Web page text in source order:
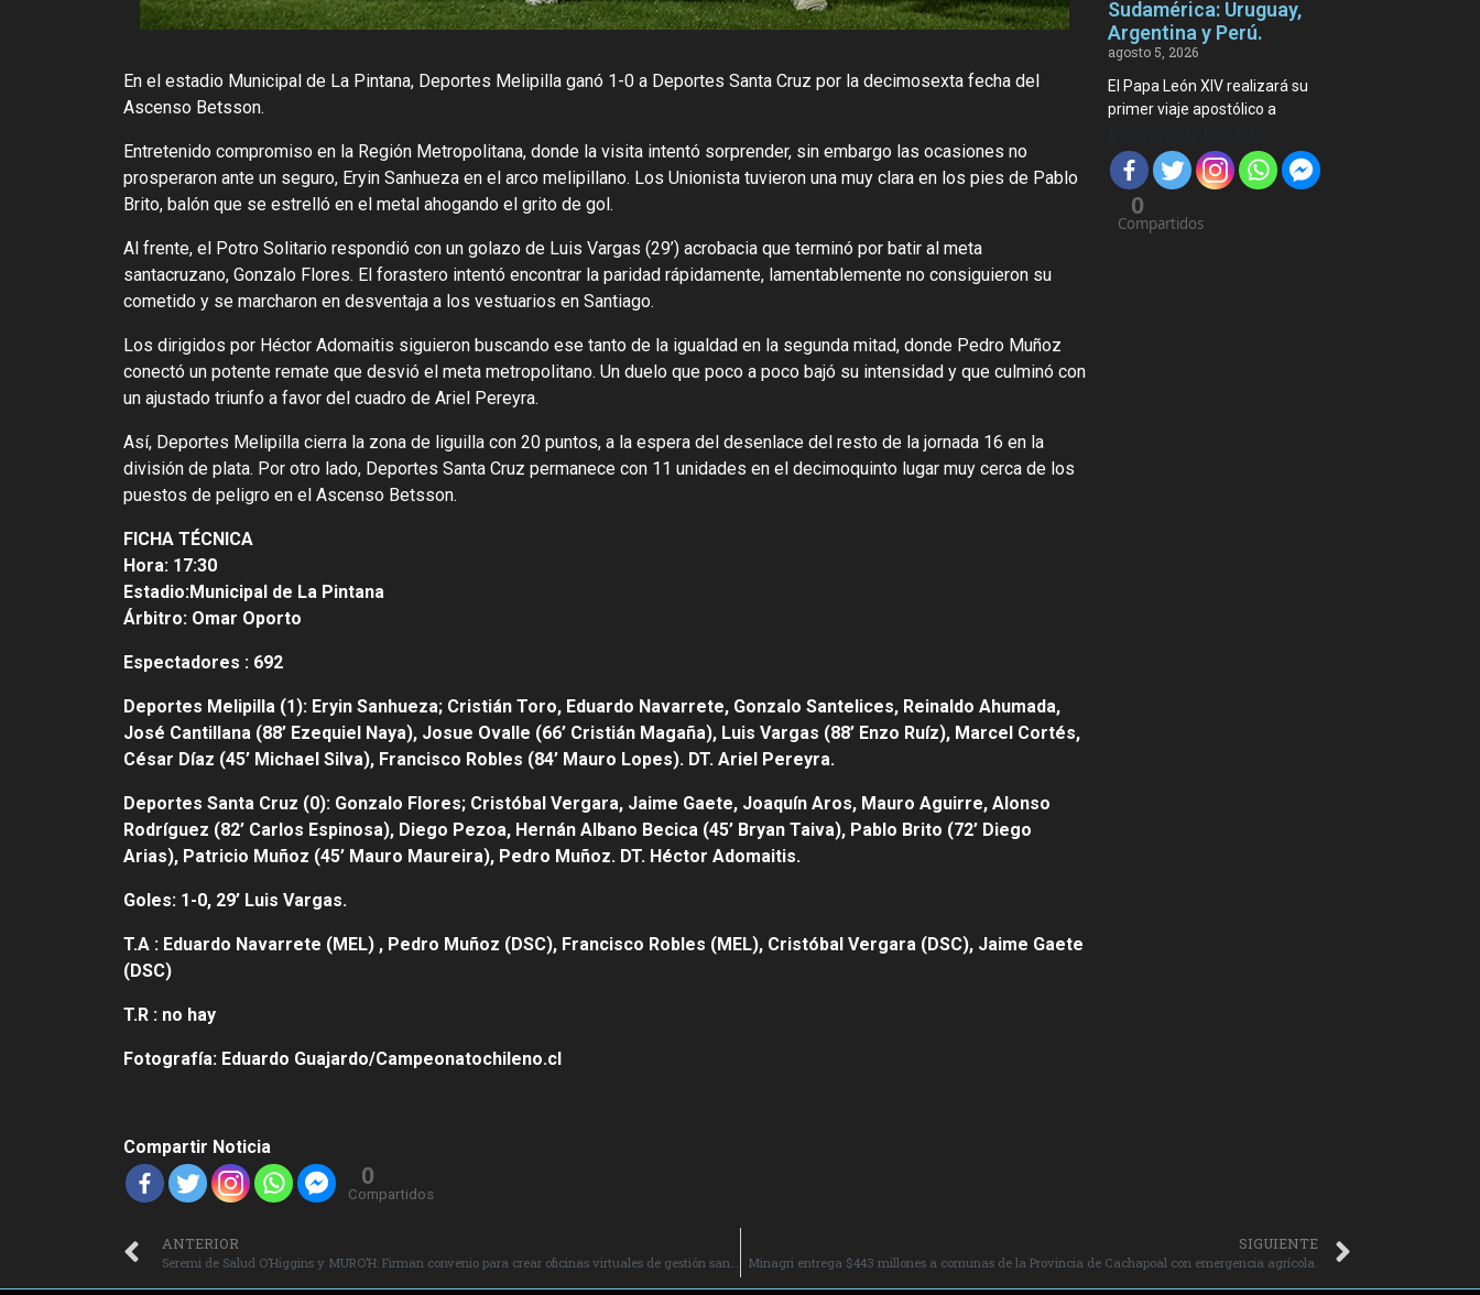
En el estadio Municipal de La Pintana, Deportes Melipilla ganó 1-0 a Deportes Santa Cruz por la decimosexta fecha del
Ascenso Betsson.
Entretenido compromiso en la Región Metropolitana, donde la visita intentó sorprender, sin embargo las ocasiones no
prosperaron ante un seguro, Eryin Sanhueza en el arco melipillano. Los Unionista tuvieron una muy clara en los pies de Pablo
Brito, balón que se estrelló en el metal ahogando el grito de gol.
Al frente, el Potro Solitario respondió con un golazo de Luis Vargas (29’) acrobacia que terminó por batir al meta
santacruzano, Gonzalo Flores. El forastero intentó encontrar la paridad rápidamente, lamentablemente no consiguieron su
cometido y se marcharon en desventaja a los vestuarios en Santiago.
Los dirigidos por Héctor Adomaitis siguieron buscando ese tanto de la igualdad en la segunda mitad, donde Pedro Muñoz
conectó un potente remate que desvió el meta metropolitano. Un duelo que poco a poco bajó su intensidad y que culminó con
un ajustado triunfo a favor del cuadro de Ariel Pereyra.
Así, Deportes Melipilla cierra la zona de liguilla con 20 puntos, a la espera del desenlace del resto de la jornada 16 en la
división de plata. Por otro lado, Deportes Santa Cruz permanece con 11 unidades en el decimoquinto lugar muy cerca de los
puestos de peligro en el Ascenso Betsson.
FICHA TÉCNICA
Hora: 17:30
Estadio:Municipal de La Pintana
Árbitro: Omar Oporto
Espectadores : 692
Deportes Melipilla (1): Eryin Sanhueza; Cristián Toro, Eduardo Navarrete, Gonzalo Santelices, Reinaldo Ahumada,
José Cantillana (88’ Ezequiel Naya), Josue Ovalle (66’ Cristián Magaña), Luis Vargas (88’ Enzo Ruíz), Marcel Cortés,
César Díaz (45’ Michael Silva), Francisco Robles (84’ Mauro Lopes). DT. Ariel Pereyra.
Deportes Santa Cruz (0): Gonzalo Flores; Cristóbal Vergara, Jaime Gaete, Joaquín Aros, Mauro Aguirre, Alonso
Rodríguez (82’ Carlos Espinosa), Diego Pezoa, Hernán Albano Becica (45’ Bryan Taiva), Pablo Brito (72’ Diego
Arias), Patricio Muñoz (45’ Mauro Maureira), Pedro Muñoz. DT. Héctor Adomaitis.
Goles: 1-0, 29’ Luis Vargas.
T.A : Eduardo Navarrete (MEL) , Pedro Muñoz (DSC), Francisco Robles (MEL), Cristóbal Vergara (DSC), Jaime Gaete
(DSC)
T.R : no hay
Fotografía: Eduardo Guajardo/Campeonatochileno.cl
Compartir Noticia
0
Compartidos
Sudamérica: Uruguay,
Argentina y Perú.
agosto 5, 2026
El Papa León XIV realizará su
primer viaje apostólico a
0
Compartidos
ANTERIOR SIGUIENTE
Minagri entrega $443 millones a comunas de la Provincia de Cachapoal con emergencia agrícola.